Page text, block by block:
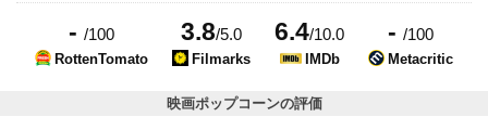
- /100
RottenTomato
3.8/5.0
Filmarks
6.4/10.0
IMDb
- /100
Metacritic
映画ポップコーンの評価